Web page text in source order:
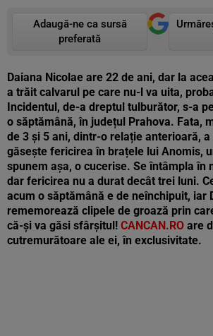
Adaugă-ne ca sursă
preferată
Daiana Nicolae are 22 de ani, dar la
a trăit calvarul pe care nu-l va uita,
Incidentul, de-a dreptul tulburător, s-a
o săptămână, în județul Prahova. Fata,
de 3 și 5 ani, dintr-o relație anterioară,
găsește fericirea în brațele lui Anomis,
spunem așa, o cucerise. Se întâmpla în
dar fericirea nu a durat decât trei luni.
acum o săptămână e de neînchipuit, iar
rememorează clipele de groază prin
că-și va găsi sfârșitul! CANCAN.RO are
cutremurătoare ale ei, în exclusivitate.